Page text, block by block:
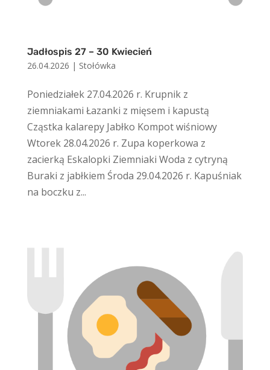
Jadłospis 27 – 30 Kwiecień
26.04.2026 | Stołówka
Poniedziałek 27.04.2026 r. Krupnik z
ziemniakami Łazanki z mięsem i kapustą
Cząstka kalarepy Jabłko Kompot wiśniowy
Wtorek 28.04.2026 r. Zupa koperkowa z
zacierką Eskalopki Ziemniaki Woda z cytryną
Buraki z jabłkiem Środa 29.04.2026 r. Kapuśniak
na boczku z...